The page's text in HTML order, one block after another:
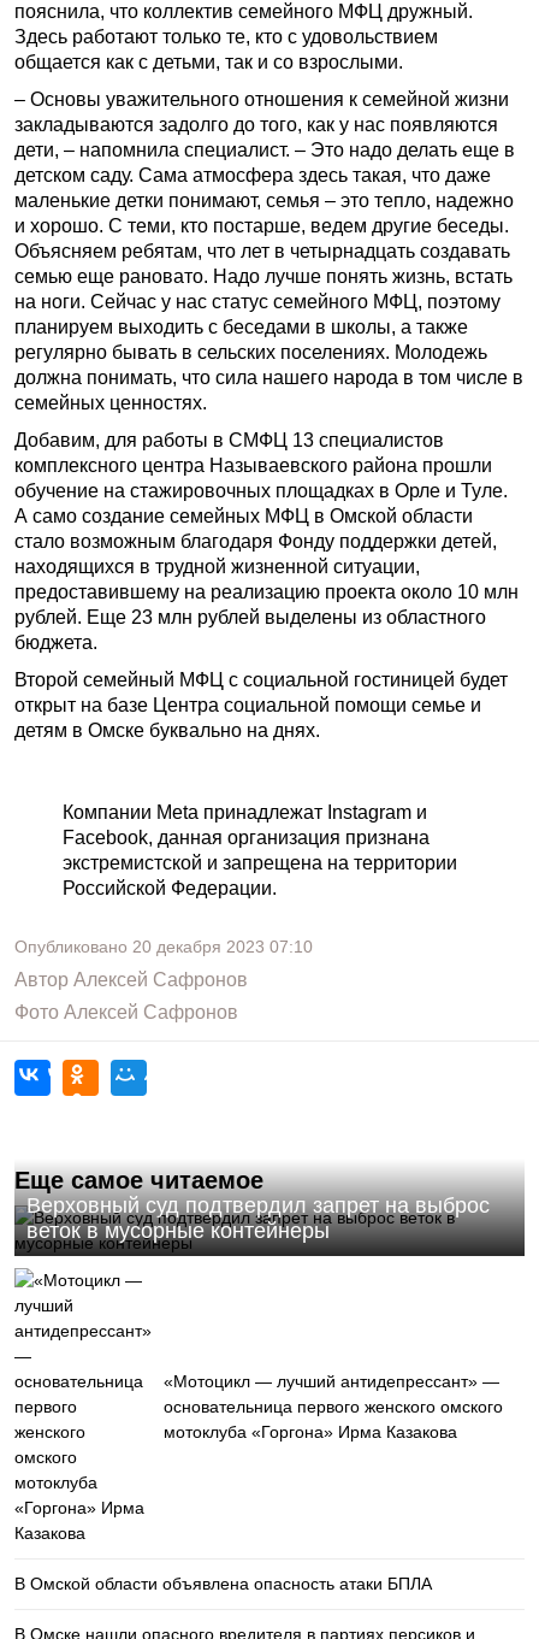
пояснила, что коллектив семейного МФЦ дружный.
Здесь работают только те, кто с удовольствием
общается как с детьми, так и со взрослыми.
– Основы уважительного отношения к семейной жизни
закладываются задолго до того, как у нас появляются
дети, – напомнила специалист. – Это надо делать еще в
детском саду. Сама атмосфера здесь такая, что даже
маленькие детки понимают, семья – это тепло, надежно
и хорошо. С теми, кто постарше, ведем другие беседы.
Объясняем ребятам, что лет в четырнадцать создавать
семью еще рановато. Надо лучше понять жизнь, встать
на ноги. Сейчас у нас статус семейного МФЦ, поэтому
планируем выходить с беседами в школы, а также
регулярно бывать в сельских поселениях. Молодежь
должна понимать, что сила нашего народа в том числе в
семейных ценностях.
Добавим, для работы в СМФЦ 13 специалистов
комплексного центра Называевского района прошли
обучение на стажировочных площадках в Орле и Туле.
А само создание семейных МФЦ в Омской области
стало возможным благодаря Фонду поддержки детей,
находящихся в трудной жизненной ситуации,
предоставившему на реализацию проекта около 10 млн
рублей. Еще 23 млн рублей выделены из областного
бюджета.
Второй семейный МФЦ с социальной гостиницей будет
открыт на базе Центра социальной помощи семье и
детям в Омске буквально на днях.
Компании Meta принадлежат Instagram и
Facebook, данная организация признана
экстремистской и запрещена на территории
Российской Федерации.
Опубликовано 20 декабря 2023 07:10
Автор Алексей Сафронов
Фото Алексей Сафронов
Еще самое читаемое
Верховный суд подтвердил запрет на выброс
веток в мусорные контейнеры
«Мотоцикл — лучший антидепрессант» —
основательница первого женского омского
мотоклуба «Горгона» Ирма Казакова
В Омской области объявлена опасность атаки БПЛА
В Омске нашли опасного вредителя в партиях персиков и